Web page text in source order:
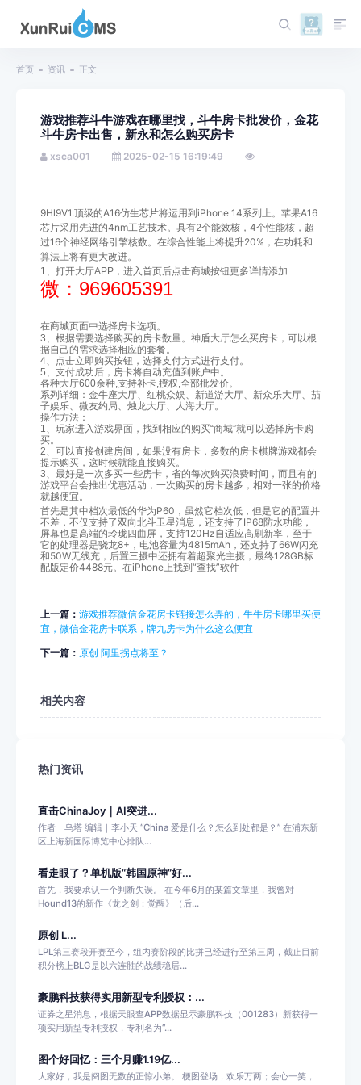
首页 资讯 正文
游戏推荐斗牛游戏在哪里找，斗牛房卡批发价，金花
斗牛房卡出售，新永和怎么购买房卡
xsca001 2025-02-15 16:19:49
9Hl9V1.顶级的A16仿生芯片将运用到iPhone 14系列上。苹果A16
芯片采用先进的4nm工艺技术。具有2个能效核，4个性能核，超
过16个神经网络引擎核数。在综合性能上将提升20%，在功耗和
算法上将有更大改进。
1、打开大厅APP，进入首页后点击商城按钮更多详情添加
微：969605391
在商城页面中选择房卡选项。
3、根据需要选择购买的房卡数量。神盾大厅怎么买房卡，可以根
据自己的需求选择相应的套餐。
4、点击立即购买按钮，选择支付方式进行支付。
5、支付成功后，房卡将自动充值到账户中。
各种大厅600余种,支持补卡,授权,全部批发价。
系列详细：金牛座大厅、红桃众娱、新道游大厅、新众乐大厅、茄
子娱乐、微友约局、烛龙大厅、人海大厅。
操作方法：
1、玩家进入游戏界面，找到相应的购买“商城”就可以选择房卡购
买。
2、可以直接创建房间，如果没有房卡，多数的房卡棋牌游戏都会
提示购买，这时候就能直接购买。
3、最好是一次多买一些房卡，省的每次购买浪费时间，而且有的
游戏平台会推出优惠活动，一次购买的房卡越多，相对一张的价格
就越便宜。
首先是其中档次最低的华为P60，虽然它档次低，但是它的配置并
不差，不仅支持了双向北斗卫星消息，还支持了IP68防水功能，
屏幕也是高端的玲珑四曲屏，支持120Hz自适应高刷新率，至于
它的处理器是骁龙8+，电池容量为4815mAh，还支持了66W闪充
和50W无线充，后置三摄中还拥有着超聚光主摄，最终128GB标
配版定价4488元。在iPhone上找到“查找”软件
上一篇： 游戏推荐微信金花房卡链接怎么弄的，牛牛房卡哪里买便
宜，微信金花房卡联系，牌九房卡为什么这么便宜
下一篇： 原创 阿里拐点将至？
相关内容
热门资讯
直击ChinaJoy｜AI突进...
作者｜乌塔 编辑｜李小天 “China 爱是什么？怎么到处都是？” 在浦东新
区上海新国际博览中心排队...
看走眼了？单机版“韩国原神”好...
首先，我要承认一个判断失误。 在今年6月的某篇文章里，我曾对
Hound13的新作《龙之剑：觉醒》（后...
原创 L...
LPL第三赛段开赛至今，组内赛阶段的比拼已经进行至第三周，截止目前
积分榜上BLG是以六连胜的战绩稳居...
豪鹏科技获得实用新型专利授权：...
证券之星消息，根据天眼查APP数据显示豪鹏科技（001283）新获得一
项实用新型专利授权，专利名为“...
图个好回忆：三个月赚1.19亿...
大家好，我是阅图无数的正惊小弟。 梗图登场，欢乐万两；会心一笑，